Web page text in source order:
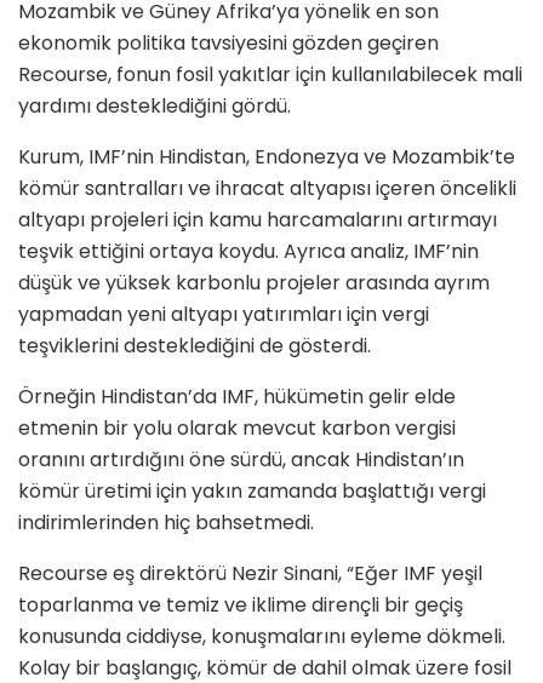
Mozambik ve Güney Afrika’ya yönelik en son
ekonomik politika tavsiyesini gözden geçiren
Recourse, fonun fosil yakıtlar için kullanılabilecek mali
yardımı desteklediğini gördü.
Kurum, IMF’nin Hindistan, Endonezya ve Mozambik’te
kömür santralları ve ihracat altyapısı içeren öncelikli
altyapı projeleri için kamu harcamalarını artırmayı
teşvik ettiğini ortaya koydu. Ayrıca analiz, IMF’nin
düşük ve yüksek karbonlu projeler arasında ayrım
yapmadan yeni altyapı yatırımları için vergi
teşviklerini desteklediğini de gösterdi.
Örneğin Hindistan’da IMF, hükümetin gelir elde
etmenin bir yolu olarak mevcut karbon vergisi
oranını artırdığını öne sürdü, ancak Hindistan’ın
kömür üretimi için yakın zamanda başlattığı vergi
indirimlerinden hiç bahsetmedi.
Recourse eş direktörü Nezir Sinani, “Eğer IMF yeşil
toparlanma ve temiz ve iklime dirençli bir geçiş
konusunda ciddiyse, konuşmalarını eyleme dökmeli.
Kolay bir başlangıç, kömür de dahil olmak üzere fosil